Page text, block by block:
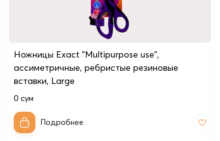
Ножницы Exact "Multipurpose use",
ассиметричные, ребристые резиновые
вставки, Large
0 сум
Подробнее